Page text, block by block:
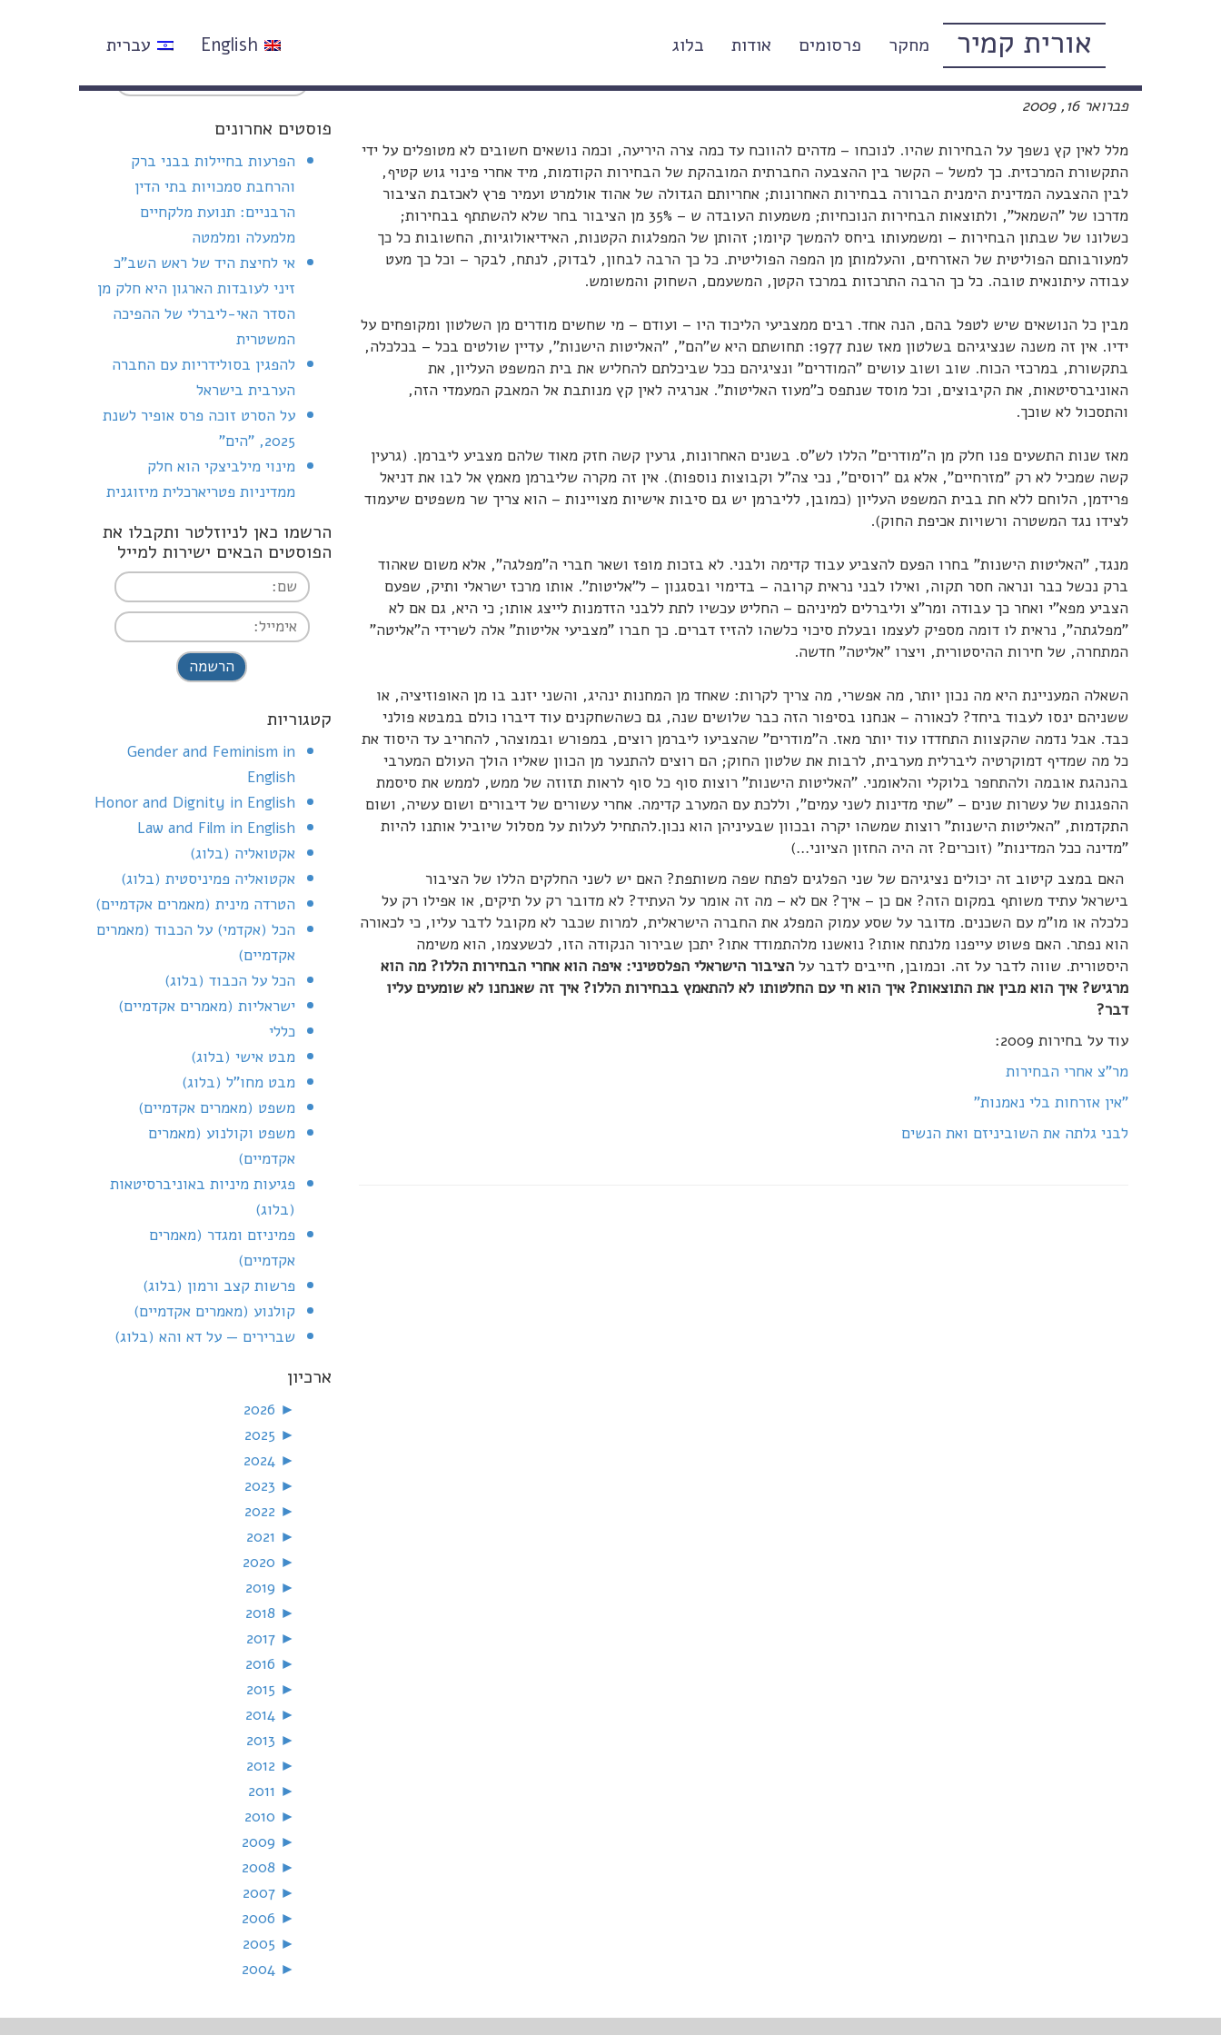
אורית קמיר מחקר פרסומים אודות בלוג עברית English
על משמעותה של קואליציה ליכוד/ ש"ס/ ליברמן – קדימה
פברואר 16, 2009
מלל לאין קץ נשפך על הבחירות שהיו. לנוכחו – מדהים להווכח עד כמה צרה היריעה, וכמה נושאים חשובים לא מטופלים על ידי
התקשורת המרכזית. כך למשל – הקשר בין ההצבעה החברתית המובהקת של הבחירות הקודמות, מיד אחרי פינוי גוש קטיף,
לבין ההצבעה המדינית הימנית הברורה בבחירות האחרונות; אחריותם הגדולה של אהוד אולמרט ועמיר פרץ לאכזבת הציבור
מדרכו של "השמאל", ולתוצאות הבחירות הנוכחיות; משמעות העובדה ש – 35% מן הציבור בחר שלא להשתתף בבחירות;
כשלונו של שבתון הבחירות – ומשמעותו ביחס להמשך קיומו; זהותן של המפלגות הקטנות, האידיאולוגיות, החשובות כל כך
למעורבותם הפוליטית של האזרחים, והעלמותן מן המפה הפוליטית. כל כך הרבה לבחון, לבדוק, לנתח, לבקר – וכל כך מעט
עבודה עיתונאית טובה. כל כך הרבה התרכזות במרכז הקטן, המשעמם, השחוק והמשומש.
מבין כל הנושאים שיש לטפל בהם, הנה אחד. רבים ממצביעי הליכוד היו – ועודם – מי שחשים מודרים מן השלטון ומקופחים על
ידיו. אין זה משנה שנציגיהם בשלטון מאז שנת 1977: תחושתם היא ש"הם", "האליטות הישנות", עדיין שולטים בכל – בכלכלה,
בתקשורת, במרכזי הכוח. שוב ושוב עושים "המודרים" ונציגיהם ככל שביכלתם להחליש את בית המשפט העליון, את
האוניברסיטאות, את הקיבוצים, וכל מוסד שנתפס כ"מעוז האליטות". אנרגיה לאין קץ מנותבת אל המאבק המעמדי הזה,
והתסכול לא שוכך.
מאז שנות התשעים פנו חלק מן ה"מודרים" הללו לש"ס. בשנים האחרונות, גרעין קשה חזק מאוד שלהם מצביע ליברמן. (גרעין
קשה שמכיל לא רק "מזרחיים", אלא גם "רוסים", נכי צה"ל וקבוצות נוספות). אין זה מקרה שליברמן מאמץ אל לבו את דניאל
פרידמן, הלוחם ללא חת בבית המשפט העליון (כמובן, לליברמן יש גם סיבות אישיות מצויינות – הוא צריך שר משפטים שיעמוד
לצידו נגד המשטרה ורשויות אכיפת החוק).
מנגד, "האליטות הישנות" בחרו הפעם להצביע עבוד קדימה ולבני. לא בזכות מופז ושאר חברי ה"מפלגה", אלא משום שאהוד
ברק נכשל כבר ונראה חסר תקוה, ואילו לבני נראית קרובה – בדימוי ובסגנון – ל"אליטות". אותו מרכז ישראלי ותיק, שפעם
הצביע מפא"י ואחר כך עבודה ומר"צ וליברלים למיניהם – החליט עכשיו לתת ללבני הזדמנות לייצג אותו; כי היא, גם אם לא
"מפלגתה", נראית לו דומה מספיק לעצמו ובעלת סיכוי כלשהו להזיז דברים. כך חברו "מצביעי אליטות" אלה לשרידי ה"אליטה"
המתחרה, של חירות ההיסטורית, ויצרו "אליטה" חדשה.
השאלה המעניינת היא מה נכון יותר, מה אפשרי, מה צריך לקרות: שאחד מן המחנות ינהיג, והשני יזנב בו מן האופוזיציה, או
ששניהם ינסו לעבוד ביחד? לכאורה – אנחנו בסיפור הזה כבר שלושים שנה, גם כשהשחקנים עוד דיברו כולם במבטא פולני
כבד. אבל נדמה שהקצוות התחדדו עוד יותר מאז. ה"מודרים" שהצביעו ליברמן רוצים, במפורש ובמוצהר, להחריב עד היסוד את
כל מה שמדיף דמוקרטיה ליברלית מערבית, לרבות את שלטון החוק; הם רוצים להתנער מן הכוון שאליו הולך העולם המערבי
בהנהגת אובמה ולהתחפר בלוקלי והלאומני. "האליטות הישנות" רוצות סוף כל סוף לראות תזוזה של ממש, לממש את סיסמת
ההפגנות של עשרות שנים – "שתי מדינות לשני עמים", וללכת עם המערב קדימה. אחרי עשורים של דיבורים ושום עשיה, ושום
התקדמות, "האליטות הישנות" רוצות שמשהו יקרה ובכוון שבעיניהן הוא נכון.להתחיל לעלות על מסלול שיוביל אותנו להיות
"מדינה ככל המדינות" (זוכרים? זה היה החזון הציוני…)
האם במצב קיטוב זה יכולים נציגיהם של שני הפלגים לפתח שפה משותפת? האם יש לשני החלקים הללו של הציבור
בישראל עתיד משותף במקום הזה? אם כן – איך? אם לא – מה זה אומר על העתיד? לא מדובר רק על תיקים, או אפילו רק על
כלכלה או מו"מ עם השכנים. מדובר על שסע עמוק המפלג את החברה הישראלית, למרות שכבר לא מקובל לדבר עליו, כי לכאורה
הוא נפתר. האם פשוט עייפנו מלנתח אותו? נואשנו מלהתמודד אתו? יתכן שבירור הנקודה הזו, לכשעצמו, הוא משימה
היסטורית. שווה לדבר על זה. וכמובן, חייבים לדבר על הציבור הישראלי הפלסטיני: איפה הוא אחרי הבחירות הללו? מה הוא
מרגיש? איך הוא מבין את התוצאות? איך הוא חי עם החלטותו לא להתאמץ בבחירות הללו? איך זה שאנחנו לא שומעים עליו
דבר?
עוד על בחירות 2009:
מר"צ אחרי הבחירות
"אין אזרחות בלי נאמנות"
לבני גלתה את השוביניזם ואת הנשים
פוסטים אחרונים
הפרעות בחיילות בבני ברק
והרחבת סמכויות בתי הדין
הרבניים: תנועת מלקחיים
מלמעלה ומלמטה
אי לחיצת היד של ראש השב"כ
זיני לעובדות הארגון היא חלק מן
הסדר האי-ליברלי של ההפיכה
המשטרית
להפגין בסולידריות עם החברה
הערבית בישראל
על הסרט זוכה פרס אופיר לשנת
2025, "הים"
מינוי מילביצקי הוא חלק
ממדיניות פטריארכלית מיזוגנית
הרשמו כאן לניוזלטר ותקבלו את
הפוסטים הבאים ישירות למייל
I agree terms and
קטגוריות
Gender and Feminism in
English
Honor and Dignity in English
Law and Film in English
אקטואליה (בלוג)
אקטואליה פמיניסטית (בלוג)
הטרדה מינית (מאמרים אקדמיים)
הכל (אקדמי) על הכבוד (מאמרים
אקדמיים)
הכל על הכבוד (בלוג)
ישראליות (מאמרים אקדמיים)
כללי
מבט אישי (בלוג)
מבט מחו"ל (בלוג)
משפט (מאמרים אקדמיים)
משפט וקולנוע (מאמרים
אקדמיים)
פגיעות מיניות באוניברסיטאות
(בלוג)
פמיניזם ומגדר (מאמרים
אקדמיים)
פרשות קצב ורמון (בלוג)
קולנוע (מאמרים אקדמיים)
שברירים — על דא והא (בלוג)
ארכיון
►
►
►
2024
►
►
►
►
►
►
►
2017
►
►
►
2014
►
►
►
►
►
►
►
2007
►
►
►
2004